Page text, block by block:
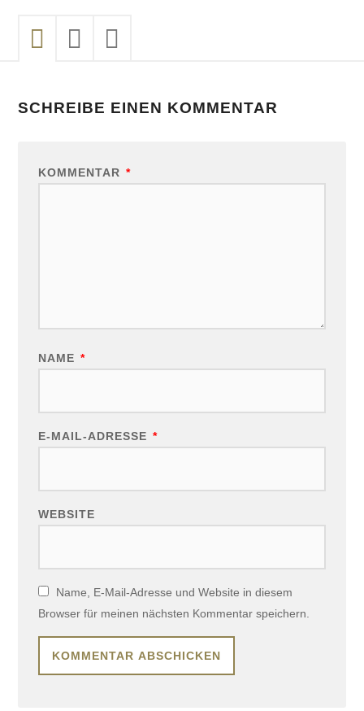
SCHREIBE EINEN KOMMENTAR
KOMMENTAR *
NAME *
E-MAIL-ADRESSE *
WEBSITE
Name, E-Mail-Adresse und Website in diesem
Browser für meinen nächsten Kommentar speichern.